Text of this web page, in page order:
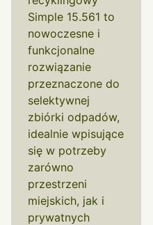
Simple 15.561 to
nowoczesne i
funkcjonalne
rozwiązanie
przeznaczone do
selektywnej
zbiórki odpadów,
idealnie wpisujące
się w potrzeby
zarówno
przestrzeni
miejskich, jak i
prywatnych